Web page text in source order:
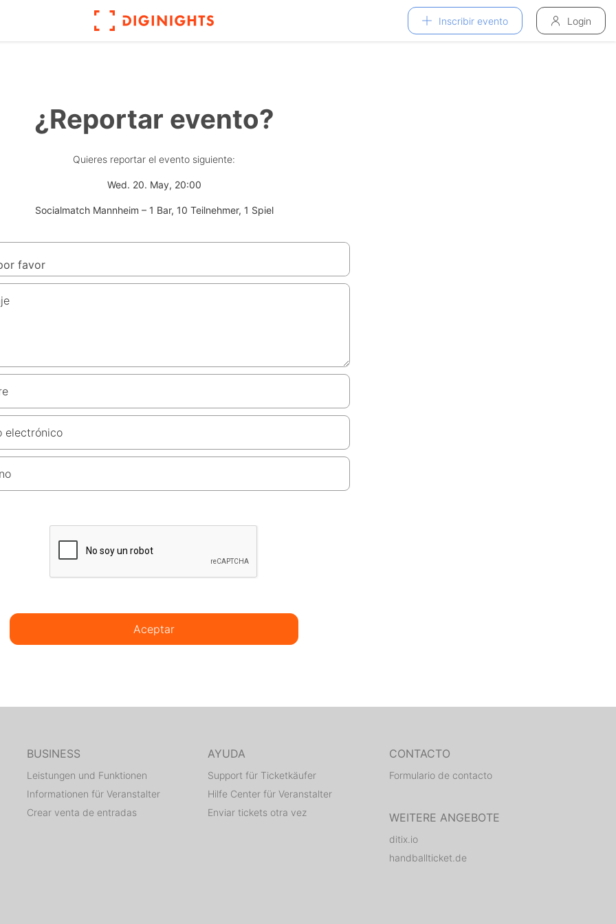
Inscribir evento Login
¿Reportar evento?
Quieres reportar el evento siguiente:
Wed. 20. May, 20:00
Socialmatch Mannheim – 1 Bar, 10 Teilnehmer, 1 Spiel
electrónico
Aceptar
BUSINESS
Leistungen und Funktionen
Informationen für Veranstalter
Crear venta de entradas
AYUDA
Support für Ticketkäufer
Hilfe Center für Veranstalter
Enviar tickets otra vez
CONTACTO
Formulario de contacto
WEITERE ANGEBOTE
ditix.io
handballticket.de